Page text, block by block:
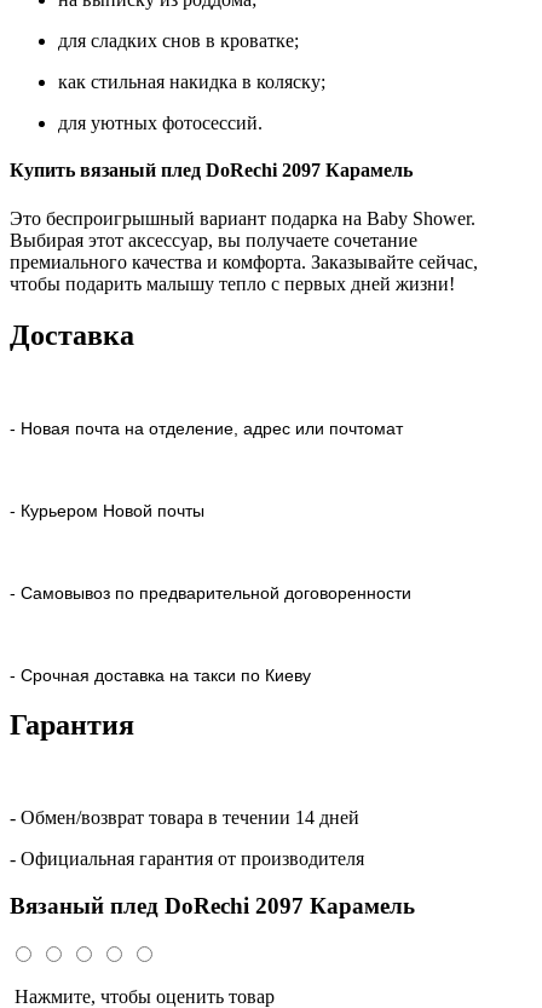
для сладких снов в кроватке;
как стильная накидка в коляску;
для уютных фотосессий.
Купить вязаный плед DoRechi 2097 Карамель
Это беспроигрышный вариант подарка на Baby Shower.
Выбирая этот аксессуар, вы получаете сочетание
премиального качества и комфорта. Заказывайте сейчас,
чтобы подарить малышу тепло с первых дней жизни!
Доставка
- Новая почта на отделение, адрес или почтомат
- Курьером Новой почты
- Самовывоз по предварительной договоренности
- Срочная доставка на такси по Киеву
Гарантия
- Обмен/возврат товара в течении 14 дней
- Официальная гарантия от производителя
Вязаный плед DoRechi 2097 Карамель
Нажмите, чтобы оценить товар